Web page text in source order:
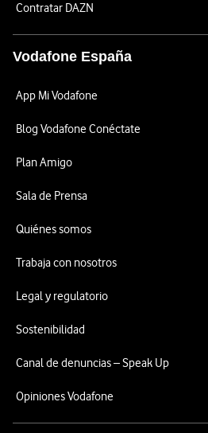
Contratar DAZN
Vodafone España
App Mi Vodafone
Blog Vodafone Conéctate
Plan Amigo
Sala de Prensa
Quiénes somos
Trabaja con nosotros
Legal y regulatorio
Sostenibilidad
Canal de denuncias – Speak Up
Opiniones Vodafone